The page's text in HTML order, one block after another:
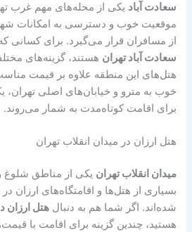
سعادت آباد یکی از محله‌های مهم غرب
موقعیت خوب و دسترسی به امکانات
از مسافران قرار می‌گیرد. برای کسانی
سعادت آباد تهران هستند، گزینه‌های
هتل‌های این منطقه علاوه بر قیمت
خوب به مترو و خیابان‌های اصلی تهران،
برای اقامت کوتاه‌مدت به شمار می‌روند.
هتل ارزان در میدان انقلاب تهران
میدان انقلاب تهران یکی از مناطق شلوغ
بسیاری از هتل‌ها و اقامتگاه‌های ارزان
شده‌اند. اگر شما هم به دنبالهتل ارزان
هستید، چندین گزینه برای اقامت با